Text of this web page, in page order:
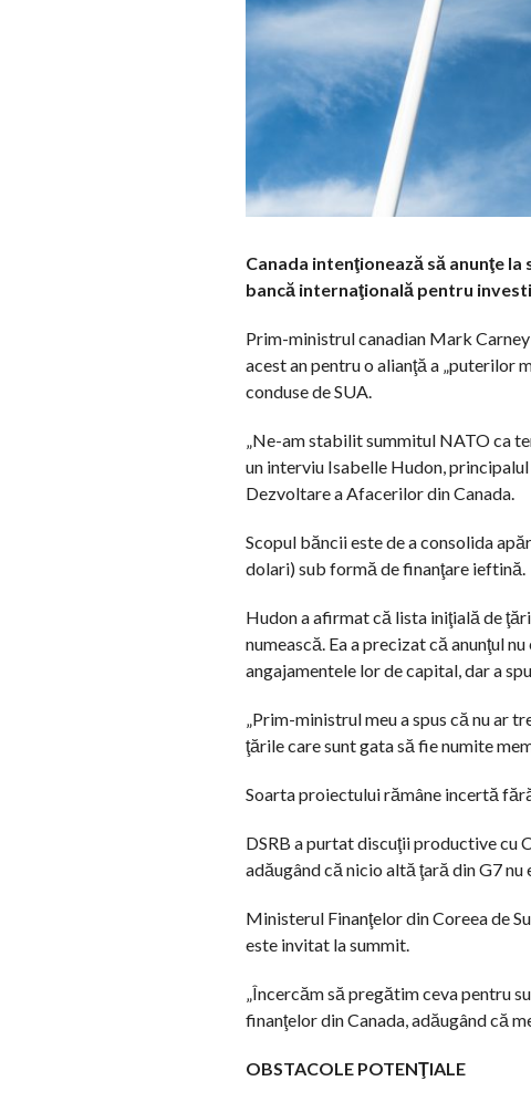
Canada intenţionează să anunţe
bancă internaţională pentru
Prim-ministrul canadian Mark
acest an pentru o alianţă a „puterilor
conduse de SUA.
„Ne-am stabilit summitul NATO ca
un interviu Isabelle Hudon,
Dezvoltare a Afacerilor din Canada.
Scopul băncii este de a consolida
dolari) sub formă de finanţare ieftină.
Hudon a afirmat că lista iniţială de
numească. Ea a precizat că anunţul
angajamentele lor de capital, dar a
„Prim-ministrul meu a spus că nu ar
ţările care sunt gata să fie numite
Soarta proiectului rămâne incertă
DSRB a purtat discuţii productive cu
adăugând că nicio altă ţară din G7
Ministerul Finanţelor din Coreea de
este invitat la summit.
„Încercăm să pregătim ceva pentru
finanţelor din Canada, adăugând că
OBSTACOLE POTENŢIALE